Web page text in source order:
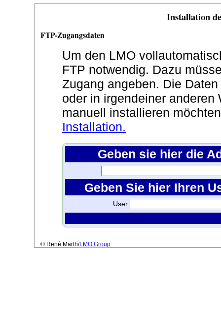
Installation
FTP-Zugangsdaten
Um den LMO
FTP notwendig. Dazu
Zugang angeben. Die
oder in irgendeiner
manuell installieren
Installation.
Geben sie hier die
Geben Sie hier Ihren
User:
© René Marth/LMO Group